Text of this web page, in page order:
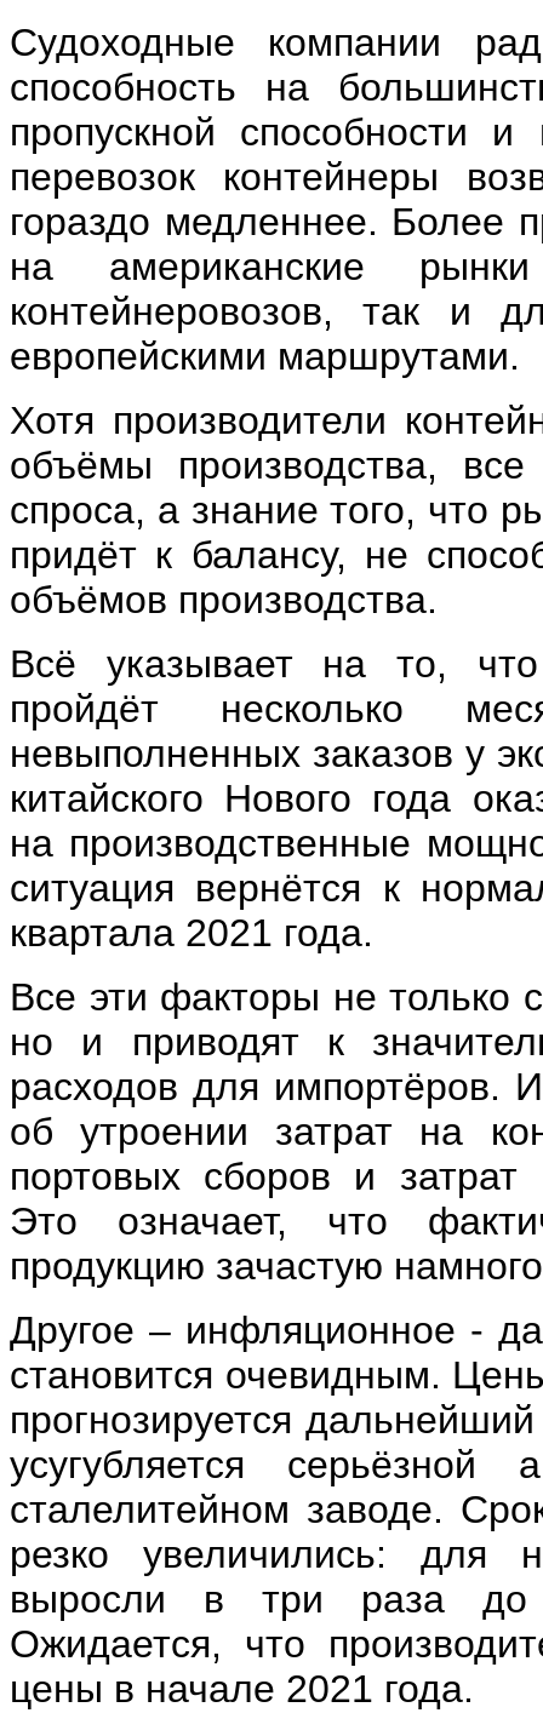
Судоходные компании
способность на
пропускной способности
перевозок контейнеры
гораздо медленнее. Более
на американские
контейнеровозов, так и
европейскими маршрутами.
Хотя производители
объёмы производства,
спроса, а знание того, что
придёт к балансу, не
объёмов производства.
Всё указывает на то,
пройдёт несколько
невыполненных заказов у
китайского Нового года
на производственные
ситуация вернётся к
квартала 2021 года.
Все эти факторы не только
но и приводят к
расходов для импортёров.
об утроении затрат на
портовых сборов и затрат
Это означает, что
продукцию зачастую
Другое – инфляционное -
становится очевидным.
прогнозируется
усугубляется
сталелитейном заводе.
резко увеличились: для
выросли в три раза до
Ожидается, что
цены в начале 2021 года.